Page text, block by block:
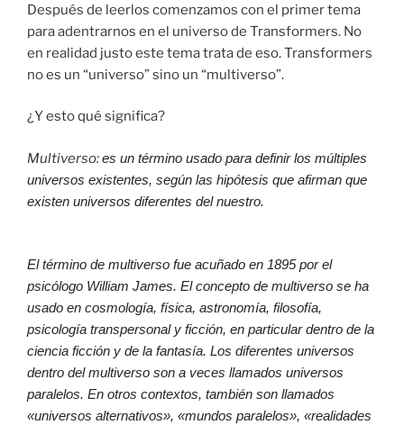
Después de leerlos comenzamos con el primer tema
para adentrarnos en el universo de Transformers. No
en realidad justo este tema trata de eso. Transformers
no es un “universo” sino un “multiverso”.
¿Y esto qué significa?
Multiverso:es un término usado para definir los múltiples
universos existentes, según las hipótesis que afirman que
existen universos diferentes del nuestro.
El término de multiverso fue acuñado en 1895 por el
psicólogo William James. El concepto de multiverso se ha
usado en cosmología, física, astronomía, filosofía,
psicología transpersonal y ficción, en particular dentro de la
ciencia ficción y de la fantasía. Los diferentes universos
dentro del multiverso son a veces llamados universos
paralelos. En otros contextos, también son llamados
«universos alternativos», «mundos paralelos», «realidades